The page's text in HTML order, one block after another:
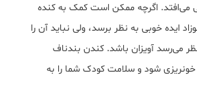
می‌افتد. اگرچه ممکن است کمک به کنده
ایده خوبی به نظر برسد، ولی نباید آن را
می‌رسد آویزان باشد. کندن بندناف
شود و سلامت کودک شما را به